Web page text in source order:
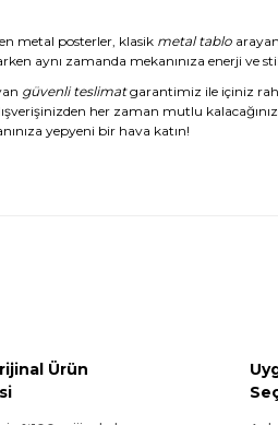
metal posterler, klasik metal tablo
aynı zamanda mekanınıza enerji ve
güvenli teslimatgarantimiz ile içiniz
her zaman mutlu
yepyeni bir hava katın!
Ürün